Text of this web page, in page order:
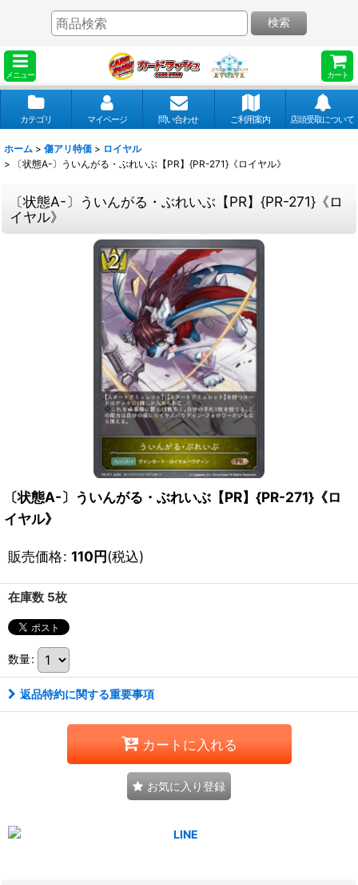
メニュー カート
検索
カテゴリ マイページ 問い合わせ ご利用案内 店頭受取について
ホーム > 傷アリ特価 > ロイヤル
>
〔状態A-〕ういんがる・ぶれいぶ【PR】{PR-271}《ロイヤル》
〔状態A-〕ういんがる・ぶれいぶ【PR】{PR-271}《ロ
イヤル》
〔状態A-〕ういんがる・ぶれいぶ【PR】{PR-271}《ロ
イヤル》
販売価格: 110円(税込)
在庫数 5枚
数量:
返品特約に関する重要事項
カートに入れる
お気に入り登録